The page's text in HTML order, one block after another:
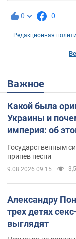
0 0
Редакционная
Важное
Какой была
Украины и
империя: об
Государственным
припев песни
9.08.2026 09:15
Александру
трех детях
выглядят